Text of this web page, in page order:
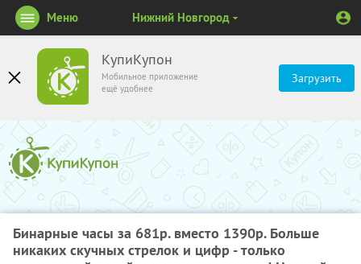
КупиКупон
Мобильное приложение
ещё удобнее
Загрузить
Меню Нижний Новгород
Бинарные часы за 681р. вместо 1390р. Больше
никаких скучных стрелок и цифр - только